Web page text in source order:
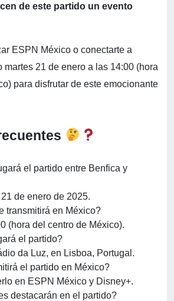
de este partido un evento
ESPN México o conectarte a
martes 21 de enero a las 14:00 (hora
para disfrutar de este emocionante
el partido entre Benfica y
de enero de 2025.
transmitirá en México?
(hora del centro de México).
el partido?
da Luz, en Lisboa, Portugal.
el partido en México?
en ESPN México y Disney+.
destacarán en el partido?